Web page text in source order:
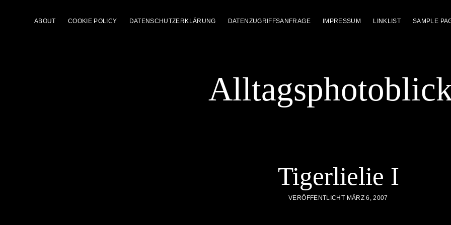
ABOUT COOKIE POLICY DATENSCHUTZERKLÄRUNG DATENZUGRIFFSANFRAGE IMPRESSUM LINKLIST SAMPLE
Tigerlielie I
VERÖFFENTLICHT MÄRZ 6, 2007